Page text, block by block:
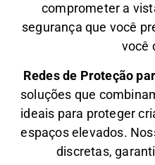
comprometer a
segurança que você
você
Redes de Proteção
soluções que
ideais para proteger
espaços elevados.
discretas,